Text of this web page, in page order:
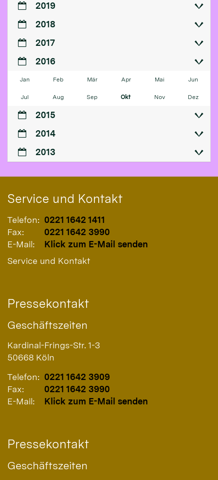
2019
2018
2017
2016
Jan Feb Mär Apr Mai Jun
Jul Aug Sep Okt Nov Dez
2015
2014
2013
Service und Kontakt
Telefon: 0221 1642 1411
Fax:
0221 1642 3990
E-Mail:
Klick zum E-Mail senden
Service und Kontakt
Pressekontakt
Geschäftszeiten
Kardinal-Frings-Str. 1-3
50668 Köln
Telefon: 0221 1642 3909
Fax:
0221 1642 3990
E-Mail:
Klick zum E-Mail senden
Pressekontakt
Geschäftszeiten